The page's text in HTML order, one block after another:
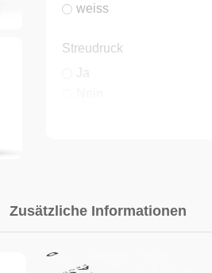
weiss
Streudruck
Ja
Farben
Zusätzliche Informationen